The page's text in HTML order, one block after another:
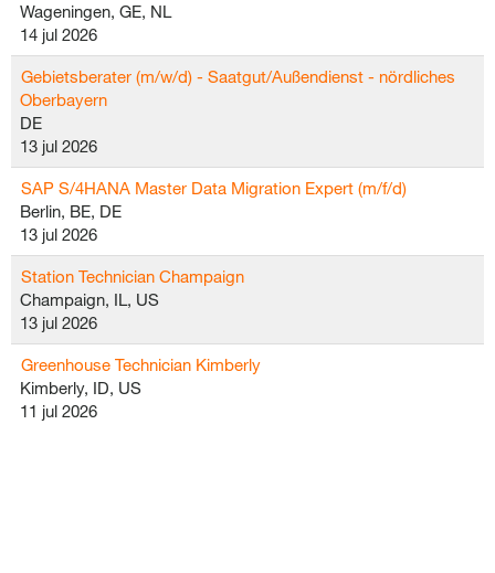
Wageningen, GE, NL
14 jul 2026
Gebietsberater (m/w/d) - Saatgut/Außendienst - nördliches
Oberbayern
DE
13 jul 2026
SAP S/4HANA Master Data Migration Expert (m/f/d)
Berlin, BE, DE
13 jul 2026
Station Technician Champaign
Champaign, IL, US
13 jul 2026
Greenhouse Technician Kimberly
Kimberly, ID, US
11 jul 2026